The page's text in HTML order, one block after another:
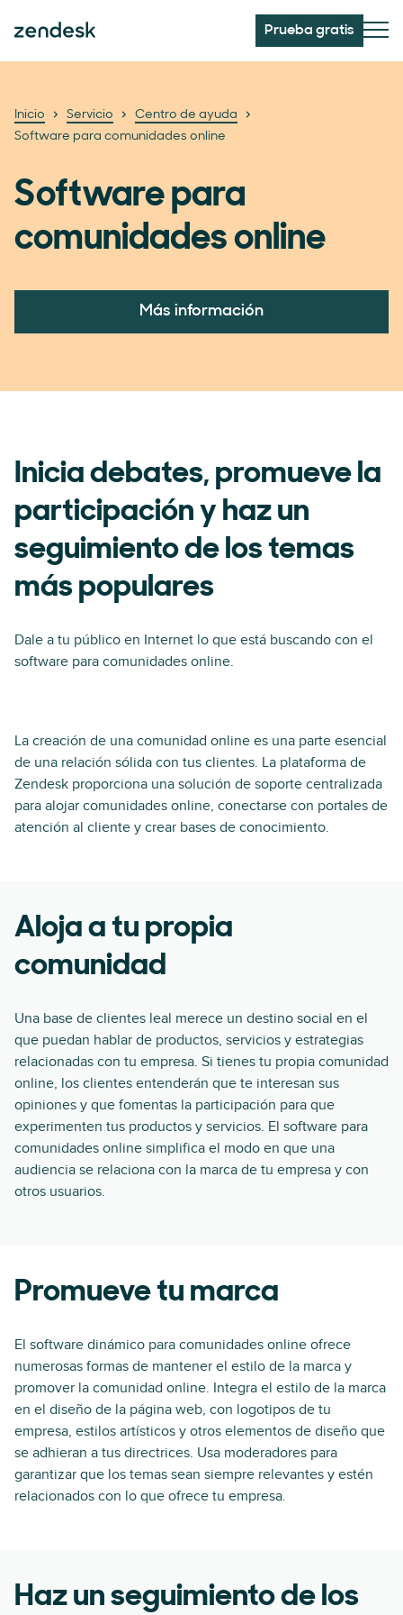
Prueba gratis
Inicio Servicio
Centro de ayuda
Software para comunidades online
Software para
comunidades online
Más información
Inicia debates, promueve la
participación y haz un
seguimiento de los temas
más populares
Dale a tu público en Internet lo que está buscando con el
software para comunidades online.
La creación de una comunidad online es una parte esencial
de una relación sólida con tus clientes. La plataforma de
Zendesk proporciona una solución de soporte centralizada
para alojar comunidades online, conectarse con portales de
atención al cliente y crear bases de conocimiento.
Aloja a tu propia
comunidad
Una base de clientes leal merece un destino social en el
que puedan hablar de productos, servicios y estrategias
relacionadas con tu empresa. Si tienes tu propia comunidad
online, los clientes entenderán que te interesan sus
opiniones y que fomentas la participación para que
experimenten tus productos y servicios. El software para
comunidades online simplifica el modo en que una
audiencia se relaciona con la marca de tu empresa y con
otros usuarios.
Promueve tu marca
El software dinámico para comunidades online ofrece
numerosas formas de mantener el estilo de la marca y
promover la comunidad online. Integra el estilo de la marca
en el diseño de la página web, con logotipos de tu
empresa, estilos artísticos y otros elementos de diseño que
se adhieran a tus directrices. Usa moderadores para
garantizar que los temas sean siempre relevantes y estén
relacionados con lo que ofrece tu empresa.
Haz un seguimiento de los